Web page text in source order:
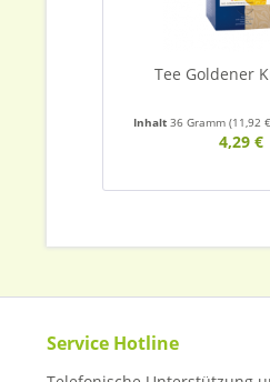
Tee Goldener
Inhalt36 Gramm(11,92
4,29 €
Service Hotline